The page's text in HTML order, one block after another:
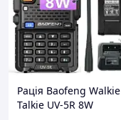
Рація Baofeng Walkie
Talkie UV-5R 8W